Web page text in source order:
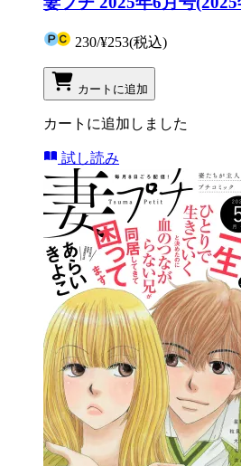
230/¥253(税込)
カートに追加
カートに追加しました
試し読み